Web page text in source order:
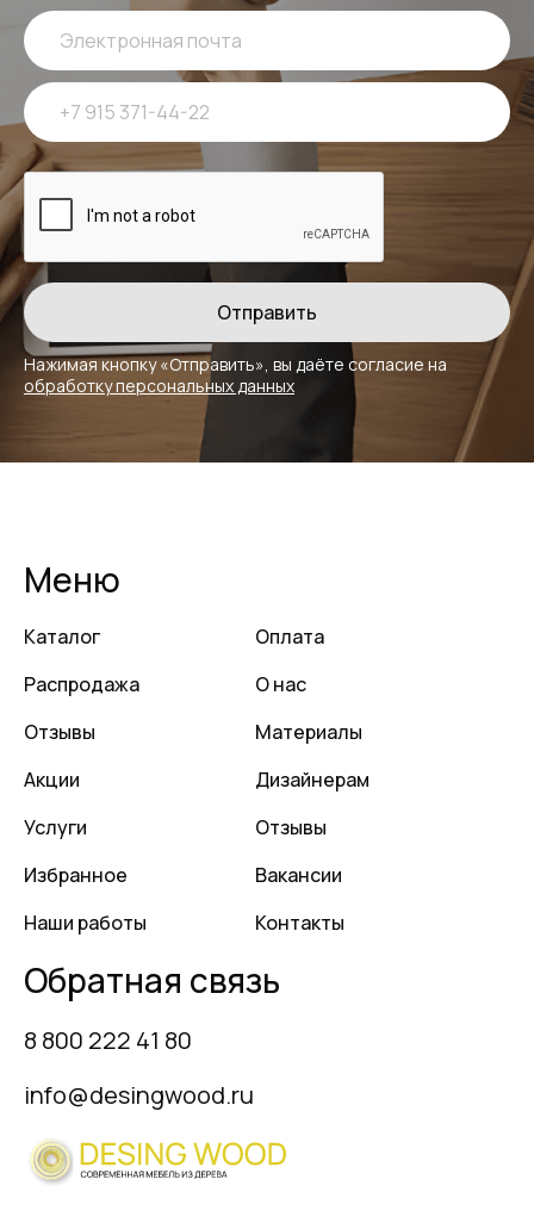
Нажимая кнопку «Отправить», вы даёте согласие на
обработку персональных данных
Меню
Каталог
Распродажа
Отзывы
Акции
Услуги
Избранное
Наши работы
Оплата
О нас
Материалы
Дизайнерам
Отзывы
Вакансии
Контакты
Обратная связь
8 800 222 41 80
info@desingwood.ru